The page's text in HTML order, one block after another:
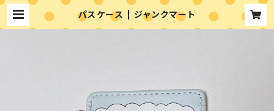
パスケース | ジャンクマート